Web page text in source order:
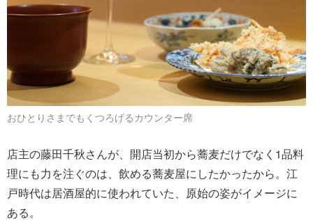
おひとりさまでもくつろげるカウンター席
店主の藤田千秋さんが、開店当初から蕎麦だけでなく1品料
理にも力を注ぐのは、飲める蕎麦屋にしたかったから。江
戸時代は居酒屋的に使われていた、原始の姿がイメージに
ある。